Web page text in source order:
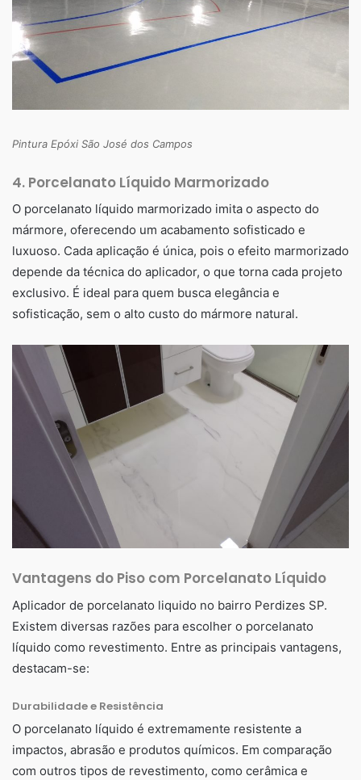
Pintura Epóxi São José dos Campos
4. Porcelanato Líquido Marmorizado
O porcelanato líquido marmorizado imita o aspecto do
mármore, oferecendo um acabamento sofisticado e
luxuoso. Cada aplicação é única, pois o efeito marmorizado
depende da técnica do aplicador, o que torna cada projeto
exclusivo. É ideal para quem busca elegância e
sofisticação, sem o alto custo do mármore natural.
Vantagens do Piso com Porcelanato Líquido
Aplicador de porcelanato liquido no bairro Perdizes SP.
Existem diversas razões para escolher o porcelanato
líquido como revestimento. Entre as principais vantagens,
destacam-se:
Durabilidade e Resistência
O porcelanato líquido é extremamente resistente a
impactos, abrasão e produtos químicos. Em comparação
com outros tipos de revestimento, como cerâmica e